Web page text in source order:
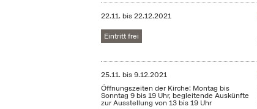
22.11. bis22.12.2021
Eintritt frei
25.11. bis9.12.2021
Öffnungszeiten der Kirche: Montag bis
Sonntag 9 bis 19 Uhr, begleitende Auskünfte
zur Ausstellung von 13 bis 19 Uhr